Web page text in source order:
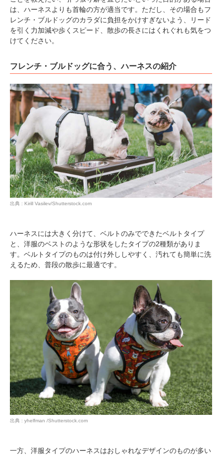
は、ハーネスよりも首輪の方が適当です。ただし、その場合もフ
レンチ・ブルドッグのカラダに負担をかけすぎないよう、リード
を引く力加減や歩くスピード、散歩の長さにはくれぐれも気をつ
けてください。
フレンチ・ブルドッグに合う、ハーネスの紹介
出典 : Kirill Vasilev/Shutterstock.com
ハーネスには大きく分けて、ベルトのみでできたベルトタイプ
と、洋服のベストのような形状をしたタイプの2種類がありま
す。ベルトタイプのものは付け外ししやすく、汚れても簡単に洗
えるため、普段の散歩に最適です。
出典 : yhelfman /Shutterstock.com
一方、洋服タイプのハーネスはおしゃれなデザインのものが多い
閉じる
pecodogs
いぬ部をフォロー
pecocats
アプリで開く
アプリをダウンロードする